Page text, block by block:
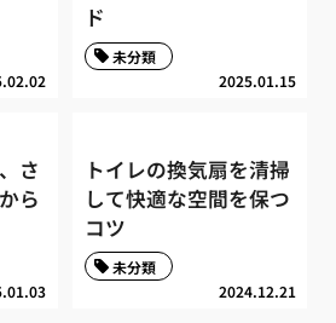
ド
2025.01.15
未分類
さ
ら
トイレの換気扇を清掃
して快適な空間を保つ
コツ
2024.12.21
未分類